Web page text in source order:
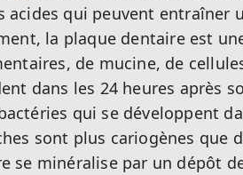
acides qui peuvent entraîner
la plaque dentaire est
de mucine, de
dans les 24 heures après
qui se développent
sont plus cariogènes que
se minéralise par un dépôt